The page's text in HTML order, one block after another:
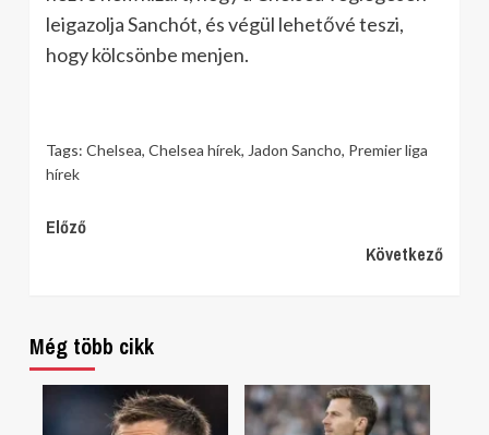
leigazolja Sanchót, és végül lehetővé teszi,
hogy kölcsönbe menjen.
Tags: Chelsea, Chelsea hírek, Jadon Sancho, Premier liga
hírek
Continue
Előző
Következő
Még több cikk